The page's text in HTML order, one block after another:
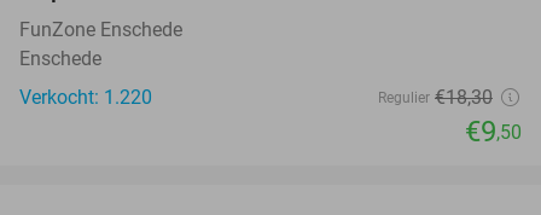
FunZone Enschede
Enschede
Verkocht: 1.220
Regulier €18,30
€9,50